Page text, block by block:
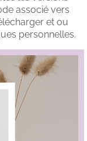
associé vers
et ou
personnelles.